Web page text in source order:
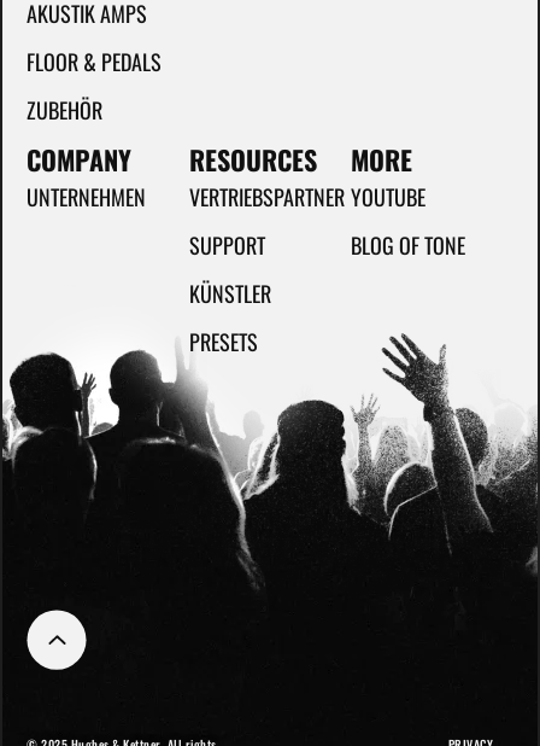
AKUSTIK AMPS
FLOOR & PEDALS
ZUBEHÖR
COMPANY
UNTERNEHMEN
RESOURCES
VERTRIEBSPARTNER
SUPPORT
KÜNSTLER
PRESETS
MORE
YOUTUBE
BLOG OF TONE